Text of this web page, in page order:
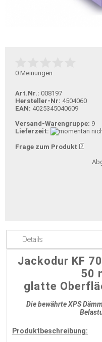
0 Meinungen
Art.Nr.: 008197
Hersteller-Nr: 4504060
EAN: 4025345040609
Versand-Warengruppe: 9
Lieferzeit:
Frage zum Produkt
Details
Jackodur KF
50
glatte
Die bewährte XPS
Produktbeschreibung: